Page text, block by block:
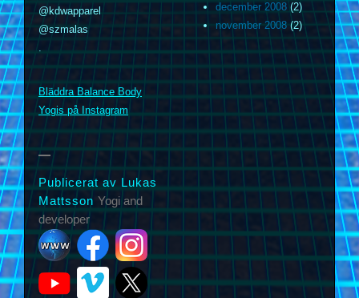
@kdwapparel
@szmalas
.
Bläddra Balance Body
Yogis på Instagram
Publicerat av Lukas
Mattsson Yogi and
developer
december 2008(2)
november 2008 (2)